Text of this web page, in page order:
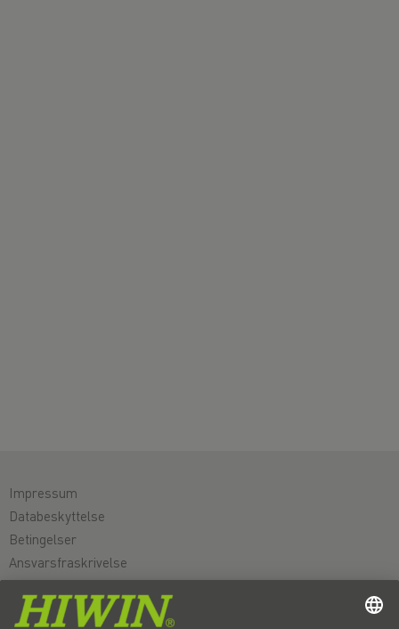
Impressum
Databeskyttelse
Betingelser
Ansvarsfraskrivelse
Whistleblower system
Cookie Indstillinger